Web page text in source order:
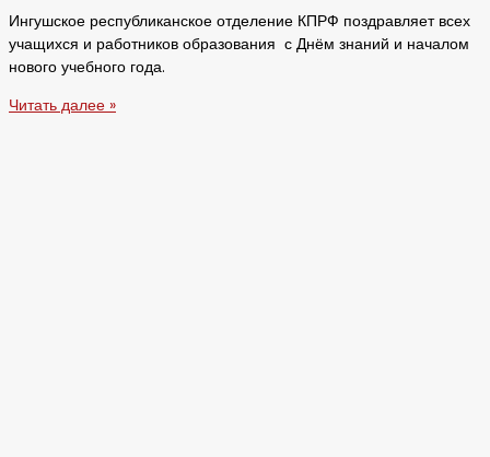
Ингушское республиканское отделение КПРФ поздравляет всех
учащихся и работников образования с Днём знаний и началом
нового учебного года.
Читать далее »